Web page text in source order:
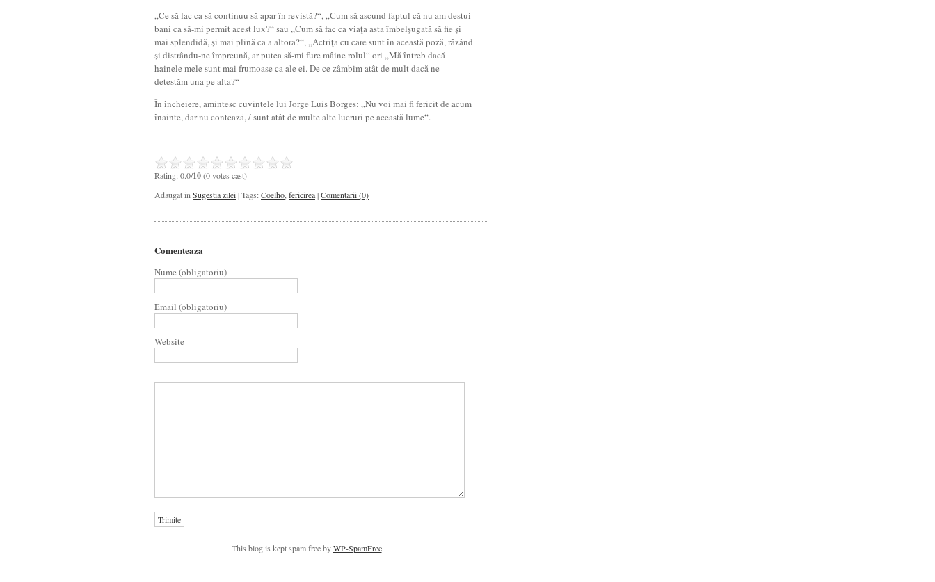
„Ce să fac ca să continuu să apar în revistă?“, „Cum să ascund faptul că nu am destui
bani ca să-mi permit acest lux?“ sau „Cum să fac ca viaţa asta îmbelşugată să fie şi
mai splendidă, şi mai plină ca a altora?“, „Actriţa cu care sunt în această poză, râzând
şi distrându-ne împreună, ar putea să-mi fure mâine rolul“ ori „Mă întreb dacă
hainele mele sunt mai frumoase ca ale ei. De ce zâmbim atât de mult dacă ne
detestăm una pe alta?“
În încheiere, amintesc cuvintele lui Jorge Luis Borges: „Nu voi mai fi fericit de acum
înainte, dar nu contează, / sunt atât de multe alte lucruri pe această lume“.
Rating: 0.0/10(0 votes cast)
Adaugat in Sugestia zilei| Tags:Coelho fericirea|Comentarii (0)
Comenteaza
Nume (obligatoriu)
Email (obligatoriu)
Website
This blog is kept spam free byWP-SpamFree.